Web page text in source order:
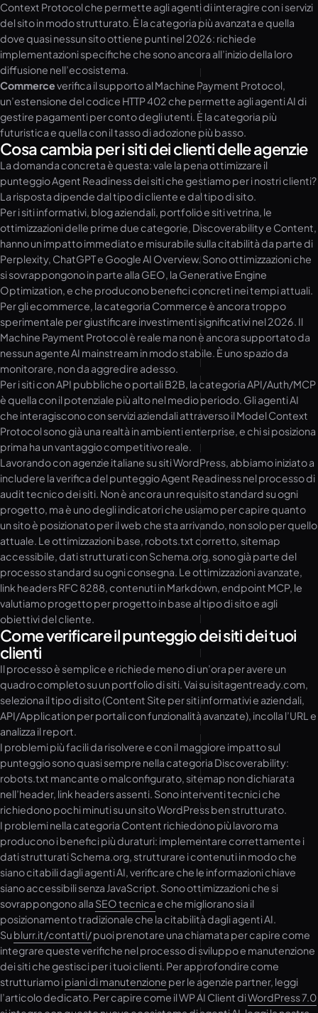
Context Protocol che permette agli agenti di interagire con i servizi
del sito in modo strutturato. È la categoria più avanzata e quella
dove quasi nessun sito ottiene punti nel 2026: richiede
implementazioni specifiche che sono ancora all’inizio della loro
diffusione nell’ecosistema.
Commerceverifica il supporto al Machine Payment Protocol,
un’estensione del codice HTTP 402 che permette agli agenti AI di
gestire pagamenti per conto degli utenti. È la categoria più
futuristica e quella con il tasso di adozione più basso.
Cosa cambia per i siti dei clienti delle agenzie
La domanda concreta è questa: vale la pena ottimizzare il
punteggio Agent Readiness dei siti che gestiamo per i nostri clienti?
La risposta dipende dal tipo di cliente e dal tipo di sito.
Per i siti informativi, blog aziendali, portfolio e siti vetrina, le
ottimizzazioni delle prime due categorie, Discoverability e Content,
hanno un impatto immediato e misurabile sulla citabilità da parte di
Perplexity, ChatGPT e Google AI Overview. Sono ottimizzazioni che
si sovrappongono in parte alla GEO, la Generative Engine
Optimization, e che producono benefici concreti nei tempi attuali.
Per gli ecommerce, la categoria Commerce è ancora troppo
sperimentale per giustificare investimenti significativi nel 2026. Il
Machine Payment Protocol è reale ma non è ancora supportato da
nessun agente AI mainstream in modo stabile. È uno spazio da
monitorare, non da aggredire adesso.
Per i siti con API pubbliche o portali B2B, la categoria API/Auth/MCP
è quella con il potenziale più alto nel medio periodo. Gli agenti AI
che interagiscono con servizi aziendali attraverso il Model Context
Protocol sono già una realtà in ambienti enterprise, e chi si posiziona
prima ha un vantaggio competitivo reale.
Lavorando con agenzie italiane su siti WordPress, abbiamo iniziato a
includere la verifica del punteggio Agent Readiness nel processo di
audit tecnico dei siti. Non è ancora un requisito standard su ogni
progetto, ma è uno degli indicatori che usiamo per capire quanto
un sito è posizionato per il web che sta arrivando, non solo per quello
attuale. Le ottimizzazioni base, robots.txt corretto, sitemap
accessibile, dati strutturati con Schema.org, sono già parte del
processo standard su ogni consegna. Le ottimizzazioni avanzate,
link headers RFC 8288, contenuti in Markdown, endpoint MCP, le
valutiamo progetto per progetto in base al tipo di sito e agli
obiettivi del cliente.
Come verificare il punteggio dei siti dei tuoi
clienti
Il processo è semplice e richiede meno di un’ora per avere un
quadro completo su un portfolio di siti. Vai su isitagentready.com,
seleziona il tipo di sito (Content Site per siti informativi e aziendali,
API/Application per portali con funzionalità avanzate), incolla l’URL e
analizza il report.
I problemi più facili da risolvere e con il maggiore impatto sul
punteggio sono quasi sempre nella categoria Discoverability:
robots.txt mancante o malconfigurato, sitemap non dichiarata
nell’header, link headers assenti. Sono interventi tecnici che
richiedono pochi minuti su un sito WordPress ben strutturato.
I problemi nella categoria Content richiedono più lavoro ma
producono i benefici più duraturi: implementare correttamente i
dati strutturati Schema.org, strutturare i contenuti in modo che
siano citabili dagli agenti AI, verificare che le informazioni chiave
siano accessibili senza JavaScript. Sono ottimizzazioni che si
sovrappongono alla SEO tecnicae che migliorano sia il
posizionamento tradizionale che la citabilità dagli agenti AI.
Su blurr.it/contatti/puoi prenotare una chiamata per capire come
integrare queste verifiche nel processo di sviluppo e manutenzione
dei siti che gestisci per i tuoi clienti. Per approfondire come
strutturiamo ipiani di manutenzione per le agenzie partner, leggi
l’articolo dedicato. Per capire come il WP AI Client diWordPress 7.0